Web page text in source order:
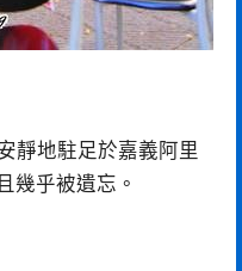
靜地駐足於嘉義阿里
幾乎被遺忘。